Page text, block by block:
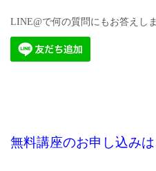
LINE@で何の質問にもお答えし
無料講座のお申し込み